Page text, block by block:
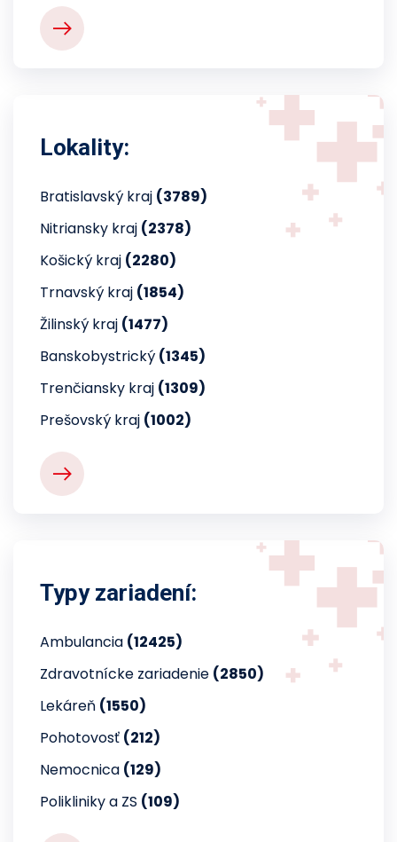
Lokality:
Bratislavský kraj (3789)
Nitriansky kraj (2378)
Košický kraj (2280)
Trnavský kraj (1854)
Žilinský kraj (1477)
Banskobystrický (1345)
Trenčiansky kraj (1309)
Prešovský kraj (1002)
Typy zariadení:
Ambulancia (12425)
Zdravotnícke zariadenie (2850)
Lekáreň (1550)
Pohotovosť (212)
Nemocnica (129)
Polikliniky a ZS (109)